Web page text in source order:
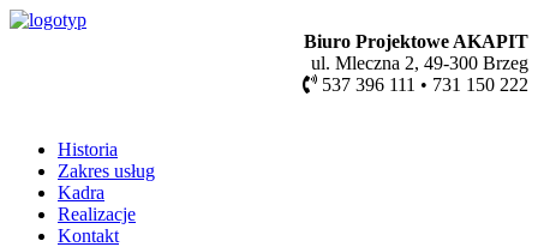
Biuro Projektowe AKAPIT
ul. Mleczna 2, 49-300 Brzeg
537 396 111 • 731 150 222
Historia
Zakres usług
Kadra
Realizacje
Kontakt